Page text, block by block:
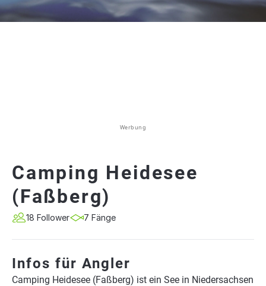
Werbung
Camping Heidesee
(Faßberg)
18 Follower 7 Fänge
Infos für Angler
Camping Heidesee (Faßberg) ist ein See in Niedersachsen